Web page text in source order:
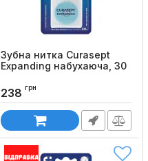
Зубна нитка Curasept
Expanding набухаюча, 30
Код товару:
238 грн